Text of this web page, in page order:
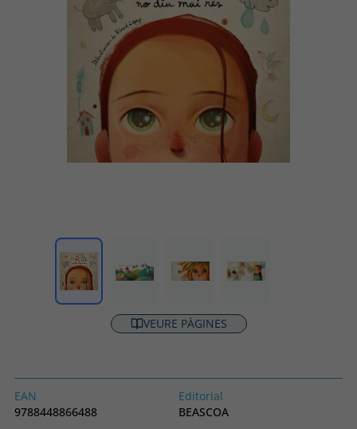
VEURE PÀGINES
EAN
9788448866488
Editorial
BEASCOA